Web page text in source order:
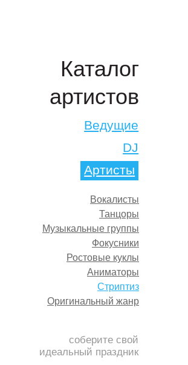
Каталог
артистов
Ведущие
DJ
Артисты
Вокалисты
Танцоры
Музыкальные группы
Фокусники
Ростовые куклы
Аниматоры
Стриптиз
Оригинальный жанр
соберите свой
идеальный праздник